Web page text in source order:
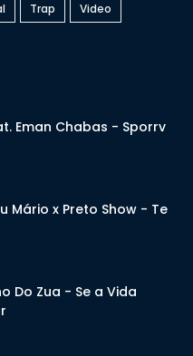
Trap Video
Eman Chabas - Sporrv
Mário x Preto Show - Te
Do Zua - Se a Vida